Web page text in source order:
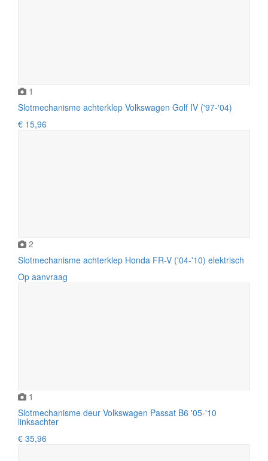
1
Slotmechanisme achterklep Volkswagen Golf IV ('97-'04)
€ 15,96
2
Slotmechanisme achterklep Honda FR-V ('04-'10) elektrisch
Op aanvraag
1
Slotmechanisme deur Volkswagen Passat B6 '05-'10
linksachter
€ 35,96